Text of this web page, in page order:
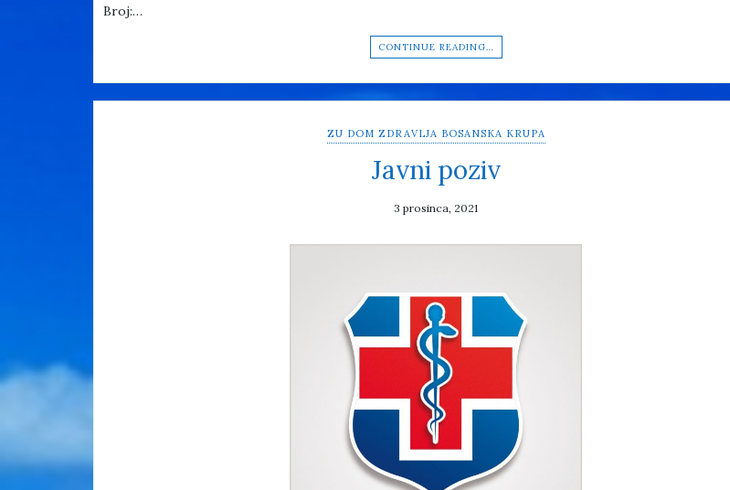
Broj:…
CONTINUE READING…
ZU DOM ZDRAVLJA BOSANSKA KRUPA
Javni poziv
3 prosinca, 2021